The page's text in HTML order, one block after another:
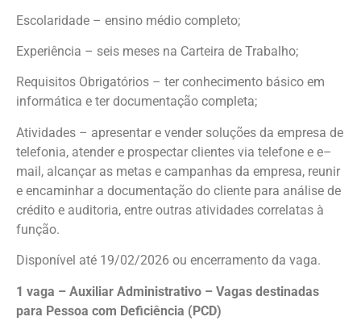
Escolaridade – ensino médio completo;
Experiência – seis meses na Carteira de Trabalho;
Requisitos Obrigatórios – ter conhecimento básico em
informática e ter documentação completa;
Atividades – apresentar e vender soluções da empresa de
telefonia, atender e prospectar clientes via telefone e e–
mail, alcançar as metas e campanhas da empresa, reunir
e encaminhar a documentação do cliente para análise de
crédito e auditoria, entre outras atividades correlatas à
função.
Disponível até 19/02/2026 ou encerramento da vaga.
1 vaga – Auxiliar Administrativo – Vagas destinadas
para Pessoa com Deficiência (PCD)